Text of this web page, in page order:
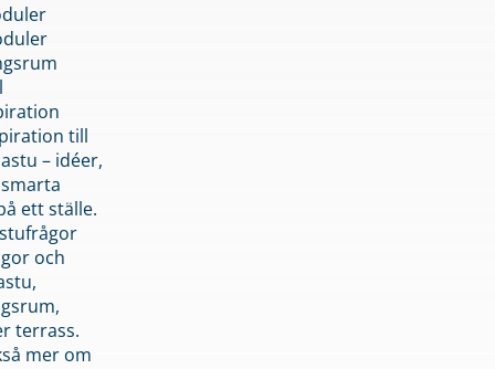
till
– idéer,
ett ställe.
och
terrass.
mer om